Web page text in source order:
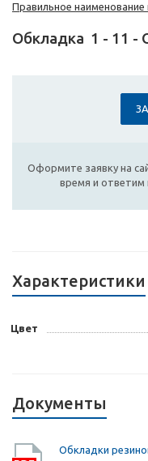
Правильное наименование
Обкладка 1 - 11 -
Оформите заявку на
время и ответим
Характеристики
Цвет
Документы
Обкладки